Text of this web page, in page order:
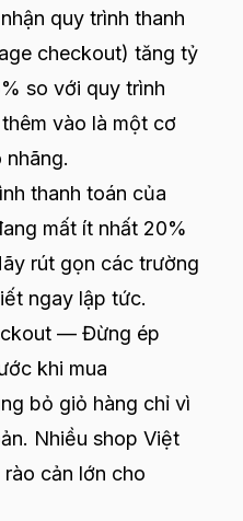
quy trình thanh
checkout) tăng tỷ
so với quy trình
vào là một cơ
nhãng.
thanh toán của
mất ít nhất 20%
rút gọn các trường
ngay lập tức.
— Đừng ép
khi mua
bỏ giỏ hàng chỉ vì
Nhiều shop Việt
cản lớn cho